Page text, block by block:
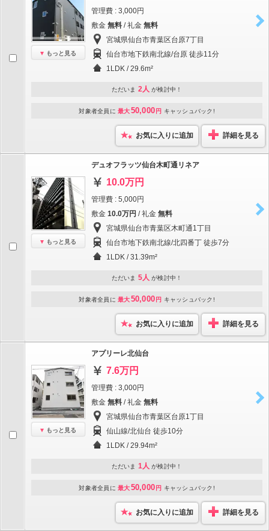
もっと見る
管理費 : 3,000円
敷金 無料 / 礼金 無料
宮城県仙台市青葉区台原7丁目
仙台市地下鉄南北線/台原 徒歩11分
1LDK / 29.6m²
ただいま 2人 が検討中！
対象者全員に 最大50,000 円 キャッシュバック!
お気に入りに追加 詳細を見る
もっと見る
デュオフラッツ仙台木町通リネア
10.0万円
管理費 : 5,000円
敷金 10.0万円 / 礼金 無料
宮城県仙台市青葉区木町通1丁目
仙台市地下鉄南北線/北四番丁 徒歩7分
1LDK / 31.39m²
ただいま 5人 が検討中！
対象者全員に 最大50,000 円 キャッシュバック!
お気に入りに追加 詳細を見る
もっと見る
アプリーレ北仙台
7.6万円
管理費 : 3,000円
敷金 無料 / 礼金 無料
宮城県仙台市青葉区台原1丁目
仙山線/北仙台 徒歩10分
1LDK / 29.94m²
ただいま 1人 が検討中！
対象者全員に 最大50,000 円 キャッシュバック!
お気に入りに追加 詳細を見る